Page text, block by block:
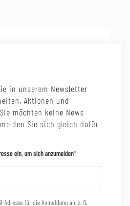
in unserem Newsletter
Aktionen und
möchten keine News
Sie sich gleich dafür
ein, um sich anzumelden
Adresse für die Anmeldung an, z. B.